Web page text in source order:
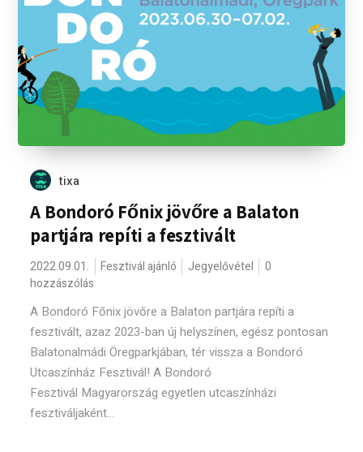
tixa
A Bondoró Főnix jövőre a Balaton
partjára repíti a fesztivált
2022.09.01. Fesztivál ajánló Jegyelővétel
0
hozzászólás
A Bondoró Főnix jövőre a Balaton partjára repíti a
fesztivált, azaz 2023-ban új helyszínen, egész pontosan
Balatonalmádi Öregparkjában, tér vissza a Bondoró
Utcaszínház Fesztivál! A Bondoró
Fesztivál Magyarország egyetlen utcaszínházi
fesztiváljaként...